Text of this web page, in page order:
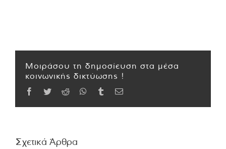
Μοιράσου τη δημοσίευση στα μέσα
κοινωνικής δικτύωσης !
Facebook
TwitterReddit WhatsApp
TumblrEmail
Σχετικά Άρθρα